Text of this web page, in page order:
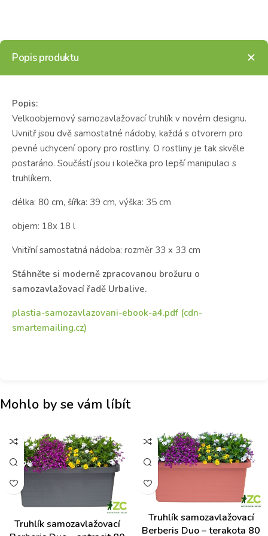
Popis produktu
Popis:
Velkoobjemový samozavlažovací truhlík v novém designu.
Uvnitř jsou dvě samostatné nádoby, každá s otvorem pro
pevné uchycení opory pro rostliny. O rostliny je tak skvěle
postaráno. Součástí jsou i kolečka pro lepší manipulaci s
truhlíkem.
délka: 80 cm, šířka: 39 cm, výška: 35 cm
objem: 18x 18 l
Vnitřní samostatná nádoba: rozměr 33 x 33 cm
Stáhněte si moderně zpracovanou brožuru o
samozavlažovací řadě Urbalive.
plastia-samozavlazovani-ebook-a4.pdf (cdn-
smartemailing.cz)
Mohlo by se vám líbít
Truhlík samozavlažovací
Truhlík samozavlažovací
Berberis Duo – terakota 80